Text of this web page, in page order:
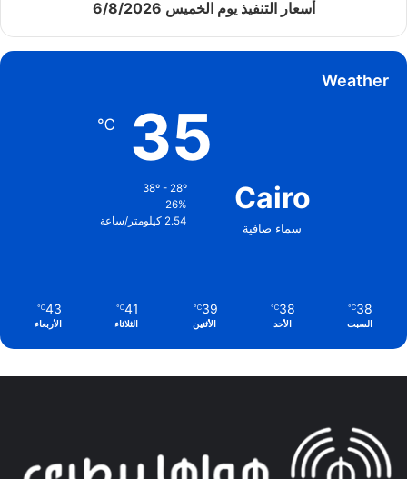
أسعار التنفيذ يوم الخميس 6/8/2026
Weather
Cairo
سماء صافية
35
℃
38º - 28º
26%
2.54 كيلومتر/ساعة
38
℃
السبت
38
℃
الأحد
39
℃
الأثنين
41
℃
الثلاثاء
43
℃
الأربعاء